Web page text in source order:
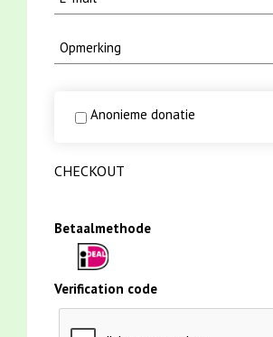
Anonieme donatie
CHECKOUT
Betaalmethode
Verification code